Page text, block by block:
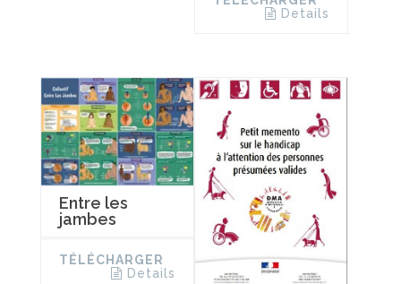
Details
Entre les
jambes
TÉLÉCHARGER
Details